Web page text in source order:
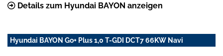
Details zum Hyundai BAYON anzeigen
Hyundai BAYON Go+ Plus 1,0 T-GDI DCT7 66KW Navi